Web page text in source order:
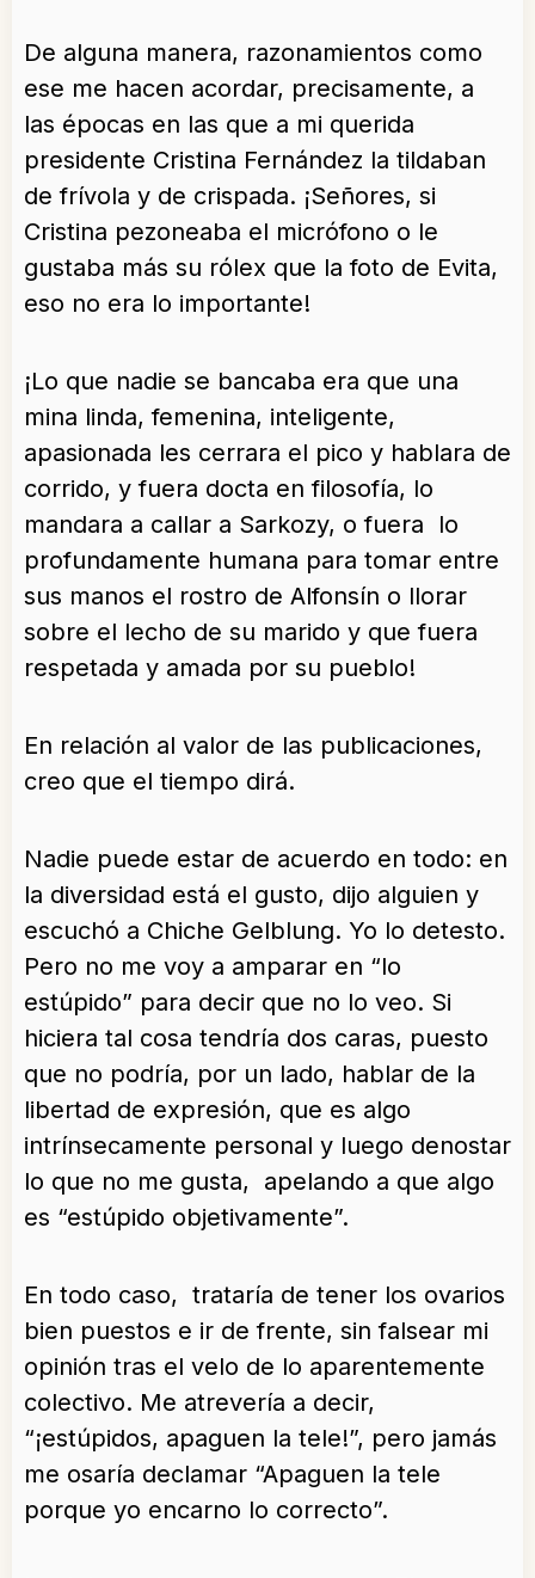
De alguna manera, razonamientos como
ese me hacen acordar, precisamente, a
las épocas en las que a mi querida
presidente Cristina Fernández la tildaban
de frívola y de crispada. ¡Señores, si
Cristina pezoneaba el micrófono o le
gustaba más su rólex que la foto de Evita,
eso no era lo importante!
¡Lo que nadie se bancaba era que una
mina linda, femenina, inteligente,
apasionada les cerrara el pico y hablara de
corrido, y fuera docta en filosofía, lo
mandara a callar a Sarkozy, o fuera lo
profundamente humana para tomar entre
sus manos el rostro de Alfonsín o llorar
sobre el lecho de su marido y que fuera
respetada y amada por su pueblo!
En relación al valor de las publicaciones,
creo que el tiempo dirá.
Nadie puede estar de acuerdo en todo: en
la diversidad está el gusto, dijo alguien y
escuchó a Chiche Gelblung. Yo lo detesto.
Pero no me voy a amparar en “lo
estúpido” para decir que no lo veo. Si
hiciera tal cosa tendría dos caras, puesto
que no podría, por un lado, hablar de la
libertad de expresión, que es algo
intrínsecamente personal y luego denostar
lo que no me gusta, apelando a que algo
es “estúpido objetivamente”.
En todo caso, trataría de tener los ovarios
bien puestos e ir de frente, sin falsear mi
opinión tras el velo de lo aparentemente
colectivo. Me atrevería a decir,
“¡estúpidos, apaguen la tele!”, pero jamás
me osaría declamar “Apaguen la tele
porque yo encarno lo correcto”.